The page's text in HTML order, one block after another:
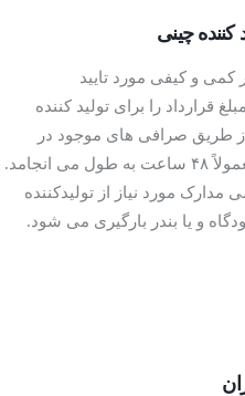
کننده چینی
کمی و کیفی مورد تایید
قرارداد را برای تولید کننده
از طریق صرافی های موجود در
ایران امکان پذیر است. این پروسه معمولاً ۴۸ ساعت به طول می انجامد.
مدارک مورد نیاز از تولیدکننده
و یا بندر بارگیری می شود.